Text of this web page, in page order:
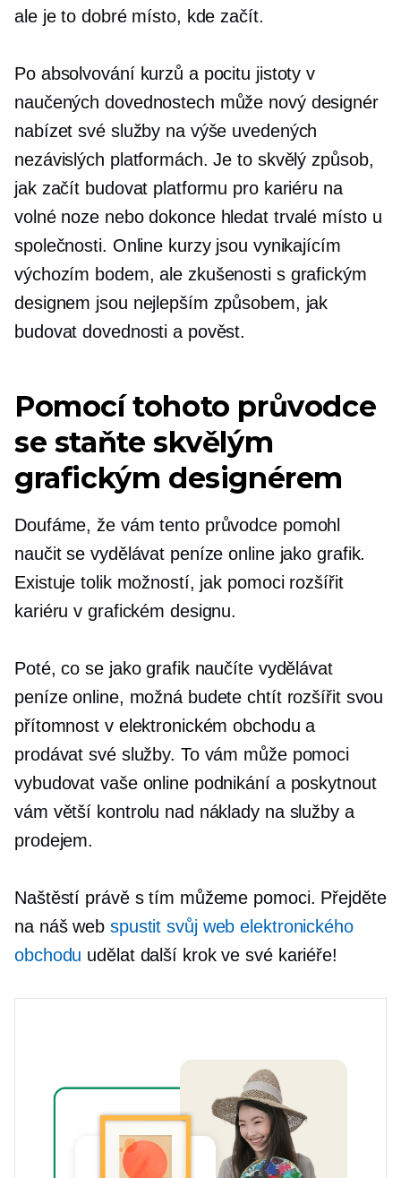
ale je to dobré místo, kde začít.
Po absolvování kurzů a pocitu jistoty v
naučených dovednostech může nový designér
nabízet své služby na výše uvedených
nezávislých platformách. Je to skvělý způsob,
jak začít budovat platformu pro kariéru na
volné noze nebo dokonce hledat trvalé místo u
společnosti. Online kurzy jsou vynikajícím
výchozím bodem, ale zkušenosti s grafickým
designem jsou nejlepším způsobem, jak
budovat dovednosti a pověst.
Pomocí tohoto průvodce
se staňte skvělým
grafickým designérem
Doufáme, že vám tento průvodce pomohl
naučit se vydělávat peníze online jako grafik.
Existuje tolik možností, jak pomoci rozšířit
kariéru v grafickém designu.
Poté, co se jako grafik naučíte vydělávat
peníze online, možná budete chtít rozšířit svou
přítomnost v elektronickém obchodu a
prodávat své služby. To vám může pomoci
vybudovat vaše online podnikání a poskytnout
vám větší kontrolu nad náklady na služby a
prodejem.
Naštěstí právě s tím můžeme pomoci. Přejděte
na náš web spustit svůj web elektronického
obchodu udělat další krok ve své kariéře!